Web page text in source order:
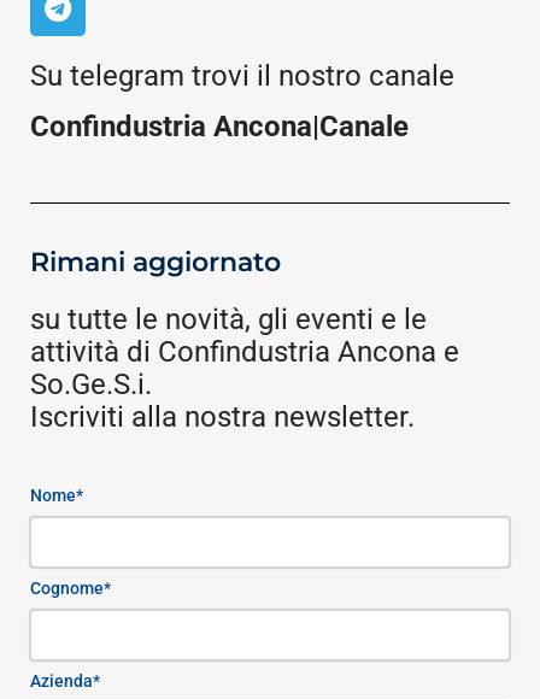
Su telegram trovi il nostro canale
Confindustria Ancona|Canale
Rimani aggiornato
su tutte le novità, gli eventi e le
attività di Confindustria Ancona e
So.Ge.S.i.
Iscriviti alla nostra newsletter.
Nome*
Cognome*
Azienda*